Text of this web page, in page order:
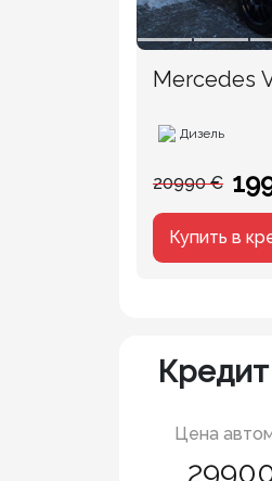
Mercedes
Дизель
20990 €
Купить в
Кредит
Цена